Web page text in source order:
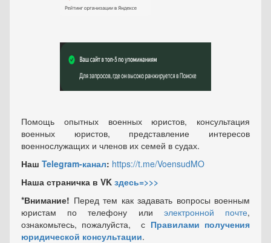
Помощь опытных военных юристов, консультация
военных юристов, представление интересов
военнослужащих и членов их семей в судах.
Наш Telegram-канал: https://t.me/VoensudMO
Наша страничка в VK здесь=>>>
*Внимание! Перед тем как задавать вопросы военным
юристам по телефону или электронной почте,
ознакомьтесь, пожалуйста, с Правилами получения
юридической консультации.